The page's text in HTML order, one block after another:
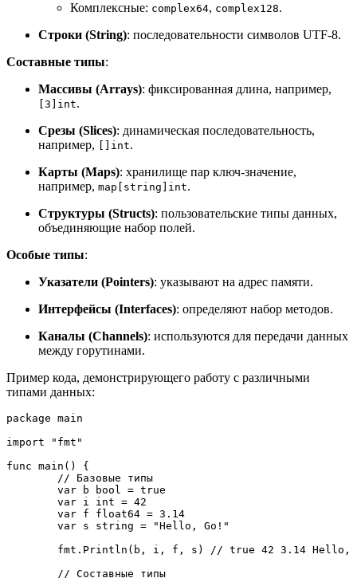
Комплексные: complex64, complex128.
Строки (String): последовательности символов UTF-8.
Составные типы:
Массивы (Arrays): фиксированная длина, например,
[3]int.
Срезы (Slices): динамическая последовательность,
например,
[]int.
Карты (Maps): хранилище пар ключ-значение,
например, map[string]int.
Структуры (Structs): пользовательские типы данных,
объединяющие набор полей.
Особые типы:
Указатели (Pointers): указывают на адрес памяти.
Интерфейсы (Interfaces): определяют набор методов.
Каналы (Channels): используются для передачи данных
между горутинами.
Пример кода, демонстрирующего работу с различными
типами данных:
package main
import
"fmt"
func main ( ) {
// Базовые типы
var b bool = true
var i int = 42
var f float64 = 3.14
var s string =
"Hello, Go!"
    	fmt.
Println (b, i, f, s) // true 42 3.14 Hello,
// Составные типы